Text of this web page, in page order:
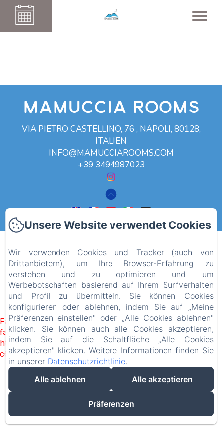
Mamuccia Rooms
VIA PIETRO CASTELLINO, 76 , NAPOLI, 80128,
ITALIEN
INFO@MAMUCCIAROOMS.COM
+39 3494987023
POWERED MIT AMENITIZ
Failed to load BookingEngine/index: Loading chunk 1322
failed. (missing:
https://d1cmur5l0xva3h.cloudfront.net/packs/1322-
c6e932f9d3d27b65-1bf7c4dc6a241241.js)
Unsere Website verwendet Cookies
Wir verwenden Cookies und Tracker (auch von
Drittanbietern), um Ihre Browser-Erfahrung zu
verstehen und zu optimieren und um
Werbebotschaften basierend auf Ihrem Surfverhalten
und Profil zu übermitteln. Sie können Cookies
konfigurieren oder ablehnen, indem Sie auf „Meine
Präferenzen einstellen" oder „Alle Cookies ablehnen"
klicken. Sie können auch alle Cookies akzeptieren,
indem Sie auf die Schaltfläche „Alle Cookies
akzeptieren" klicken. Weitere Informationen finden Sie
in unserer Datenschutzrichtlinie.
Alle ablehnen
Alle akzeptieren
Präferenzen